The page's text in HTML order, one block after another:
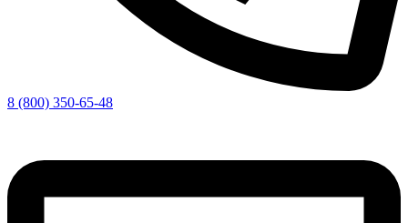
8 (800) 350-65-48